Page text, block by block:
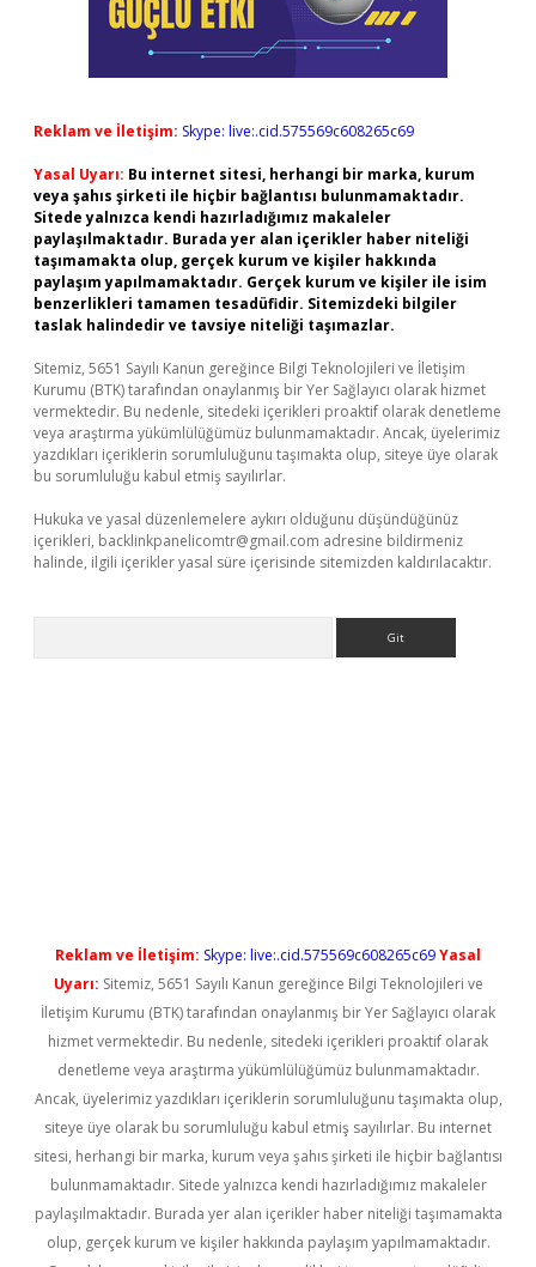
Reklam ve İletişim: Skype: live:.cid.575569c608265c69
Yasal Uyarı: Bu internet sitesi, herhangi bir marka, kurum
veya şahıs şirketi ile hiçbir bağlantısı bulunmamaktadır.
Sitede yalnızca kendi hazırladığımız makaleler
paylaşılmaktadır. Burada yer alan içerikler haber niteliği
taşımamakta olup, gerçek kurum ve kişiler hakkında
paylaşım yapılmamaktadır. Gerçek kurum ve kişiler ile isim
benzerlikleri tamamen tesadüfidir. Sitemizdeki bilgiler
taslak halindedir ve tavsiye niteliği taşımazlar.
Sitemiz, 5651 Sayılı Kanun gereğince Bilgi Teknolojileri ve İletişim
Kurumu (BTK) tarafından onaylanmış bir Yer Sağlayıcı olarak hizmet
vermektedir. Bu nedenle, sitedeki içerikleri proaktif olarak denetleme
veya araştırma yükümlülüğümüz bulunmamaktadır. Ancak, üyelerimiz
yazdıkları içeriklerin sorumluluğunu taşımakta olup, siteye üye olarak
bu sorumluluğu kabul etmiş sayılırlar.
Hukuka ve yasal düzenlemelere aykırı olduğunu düşündüğünüz
içerikleri, backlinkpanelicomtr@gmail.com adresine bildirmeniz
halinde, ilgili içerikler yasal süre içerisinde sitemizden kaldırılacaktır.
Reklam ve İletişim: Skype: live:.cid.575569c608265c69Yasal
Uyarı: Sitemiz, 5651 Sayılı Kanun gereğince Bilgi Teknolojileri ve
İletişim Kurumu (BTK) tarafından onaylanmış bir Yer Sağlayıcı olarak
hizmet vermektedir. Bu nedenle, sitedeki içerikleri proaktif olarak
denetleme veya araştırma yükümlülüğümüz bulunmamaktadır.
Ancak, üyelerimiz yazdıkları içeriklerin sorumluluğunu taşımakta olup,
siteye üye olarak bu sorumluluğu kabul etmiş sayılırlar. Bu internet
sitesi, herhangi bir marka, kurum veya şahıs şirketi ile hiçbir bağlantısı
bulunmamaktadır. Sitede yalnızca kendi hazırladığımız makaleler
paylaşılmaktadır. Burada yer alan içerikler haber niteliği taşımamakta
olup, gerçek kurum ve kişiler hakkında paylaşım yapılmamaktadır.